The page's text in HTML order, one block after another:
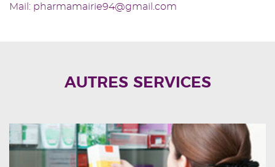
Mail: pharmamairie94@gmail.com
AUTRES SERVICES